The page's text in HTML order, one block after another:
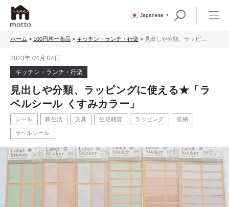
Japanese ▼
ホーム > 100円均一商品 > キッチン・ランチ・行楽 > 見出しや分類、ラッピン
2023年 04月 04日
キッチン・ランチ・行楽
見出しや分類、ラッピングに使える★「ラ
ベルシール くすみカラー」
シール 新生活 文具 生活雑貨 ラッピング 収納
ラベルシール